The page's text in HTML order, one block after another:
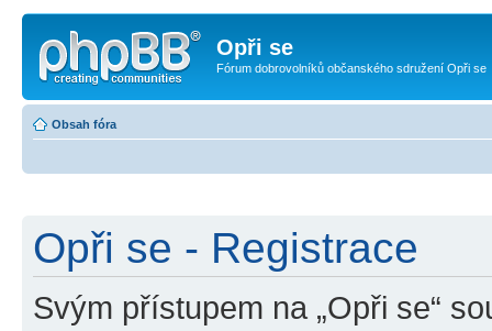
Opři se
Fórum dobrovolníků občanského sdružení Opři se
Obsah fóra
Opři se - Registrace
Svým přístupem na „Opři se“